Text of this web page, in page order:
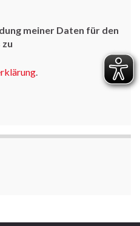
meiner Daten für den
.